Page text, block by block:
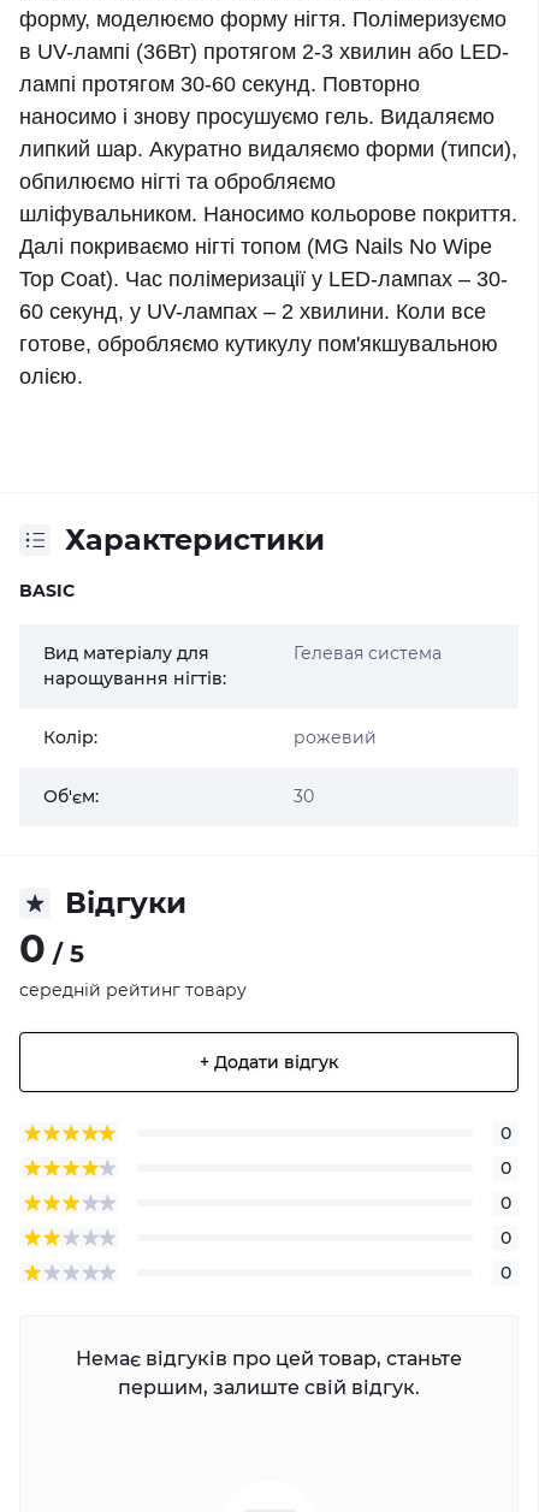
форму, моделюємо форму нігтя. Полімеризуємо
в UV-лампі (36Вт) протягом 2-3 хвилин або LED-
лампі протягом 30-60 секунд. Повторно
наносимо і знову просушуємо гель. Видаляємо
липкий шар. Акуратно видаляємо форми (типси),
обпилюємо нігті та обробляємо
шліфувальником. Наносимо кольорове покриття.
Далі покриваємо нігті топом (MG Nails No Wipe
Top Coat). Час полімеризації у LED-лампах – 30-
60 секунд, у UV-лампах – 2 хвилини. Коли все
готове, обробляємо кутикулу пом'якшувальною
олією.
Характеристики
BASIC
Вид матеріалу для
нарощування нігтів:
Гелевая система
Колір: рожевий
Об'єм: 30
Відгуки
0 / 5
середній рейтинг товару
+ Додати відгук
0
0
0
0
0
Немає відгуків про цей товар, станьте
першим, залиште свій відгук.